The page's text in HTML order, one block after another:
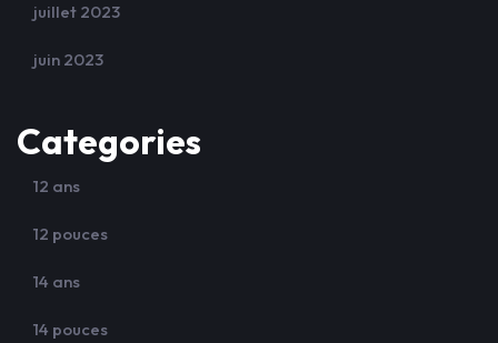
juillet 2023
juin 2023
Categories
12 ans
12 pouces
14 ans
14 pouces